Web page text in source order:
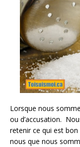
Lorsque nous
ou d’accusation.
retenir ce qui est
nous que nous